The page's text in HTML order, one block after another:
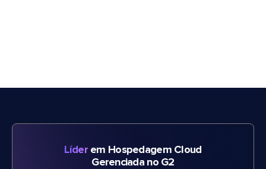
Líderem Hospedagem Cloud
Gerenciada no G2